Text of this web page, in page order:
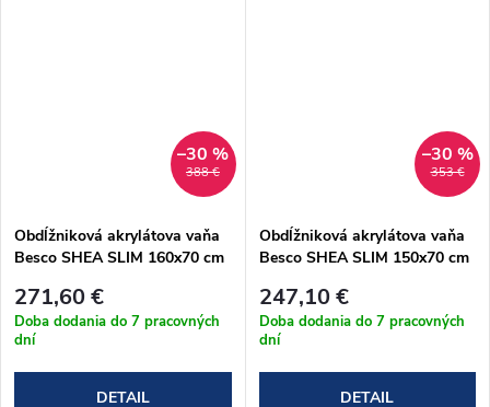
388 €
–30 %
Obdĺžniková akrylátova vaňa
Besco SHEA SLIM 160x70 cm
271,60 €
Doba dodania do 7 pracovných
dní
DETAIL
353 €
–30 %
Obdĺžniková akrylátova vaňa
Besco SHEA SLIM 150x70 cm
247,10 €
Doba dodania do 7 pracovných
dní
DETAIL